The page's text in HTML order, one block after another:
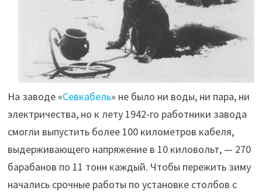
На заводе «Севкабель» не было ни воды, ни пара, ни
электричества, но к лету 1942-го работники завода
смогли выпустить более 100 километров кабеля,
выдерживающего напряжение в 10 киловольт, — 270
барабанов по 11 тонн каждый. Чтобы пережить зиму
начались срочные работы по установке столбов с